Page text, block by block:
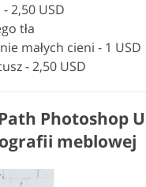
2,50 USD
tła
małych cieni - 1 USD
- 2,50 USD
Photoshop
meblowej